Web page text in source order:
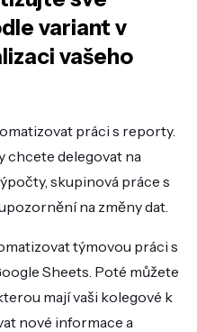
variant v
vašeho
práci s reporty.
chcete delegovat na
skupinová práce s
na změny dat.
týmovou práci s
Sheets. Poté můžete
mají vaši kolegové k
nové informace a